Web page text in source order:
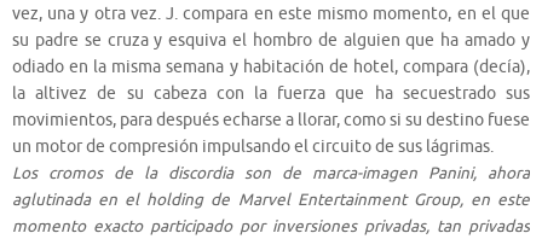
vez, una y otra vez. J. compara en este mismo momento, en el que
su padre se cruza y esquiva el hombro de alguien que ha amado y
odiado en la misma semana y habitación de hotel, compara (decía),
la altivez de su cabeza con la fuerza que ha secuestrado sus
movimientos, para después echarse a llorar, como si su destino fuese
un motor de compresión impulsando el circuito de sus lágrimas.
Los cromos de la discordia son de marca-imagen Panini, ahora
aglutinada en el holding de Marvel Entertainment Group, en este
momento exacto participado por inversiones privadas, tan privadas